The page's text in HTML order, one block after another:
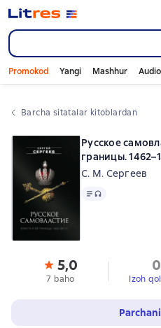
Promokod Yangi Mashhur
Barcha sitatalar kitoblardan
Русское
границы.
С. М. Сергеев
Matn
5,0
7 baho
0
Izoh